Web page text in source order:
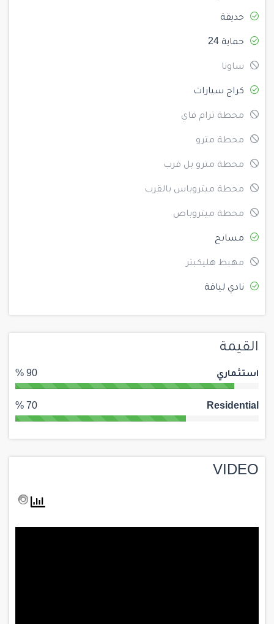
حديقة
حماية 24
ساونا
كراج سيارات
محطة ترام فاي
محطة مترو
محطة مترو بل قرب
محطة ميتروباس بالقرب
محطة ميتروباص
مسابح
مهبط هليكبتر
نادي لياقة
القيمة
استثماري 90 %
Residential
70 %
VIDEO